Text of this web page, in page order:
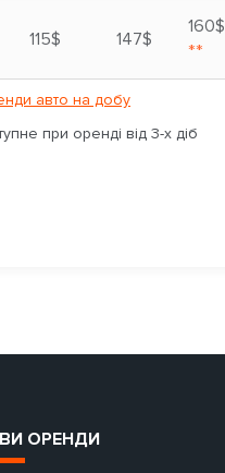
115$ 147$
160$
**
авто на добу
при оренді від 3-х діб
ОРЕНДИ